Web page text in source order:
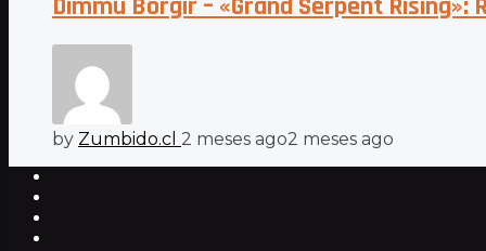
by Zumbido.cl 2 meses ago2 meses ago